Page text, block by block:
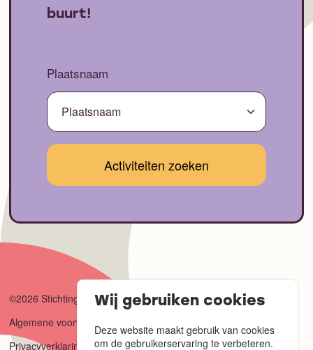
buurt!
Plaatsnaam
©2026 Stichting Connect
Algemene voorwaarden
Privacyverklaring
Wij gebruiken cookies
Deze website maakt gebruik van cookies
om de gebruikerservaring te verbeteren.